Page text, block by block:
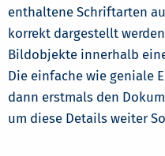
enthaltene Schriftarten
korrekt dargestellt
Bildobjekte innerhalb
Die einfache wie geniale
dann erstmals den
um diese Details weiter